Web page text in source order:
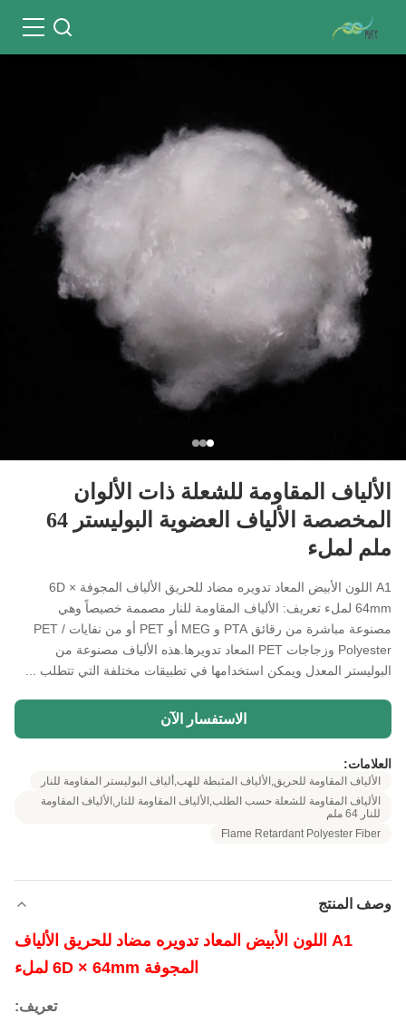
الألياف المقاومة للشعلة ذات الألوان
المخصصة الألياف العضوية البوليستر 64
ملم لملء
A1 اللون الأبيض المعاد تدويره مضاد للحريق الألياف المجوفة 6D ×
64mm لملء تعريف: الألياف المقاومة للنار مصممة خصيصاً وهي
مصنوعة مباشرة من رقائق PTA و MEG أو PET أو من نفايات PET /
Polyester وزجاجات PET المعاد تدويرها.هذه الألياف مصنوعة من
البوليستر المعدل ويمكن استخدامها في تطبيقات مختلفة التي تتطلب ...
الاستفسار الآن
العلامات:
الألياف المقاومة للحريق,الألياف المثبطة للهب,ألياف البوليستر المقاومة للنار
الألياف المقاومة للشعلة حسب الطلب,الألياف المقاومة للنار,الألياف المقاومة
للنار 64 ملم
Flame Retardant Polyester Fiber
وصف المنتج
A1 اللون الأبيض المعاد تدويره مضاد للحريق الألياف
المجوفة 6D × 64mm لملء
تعريف: